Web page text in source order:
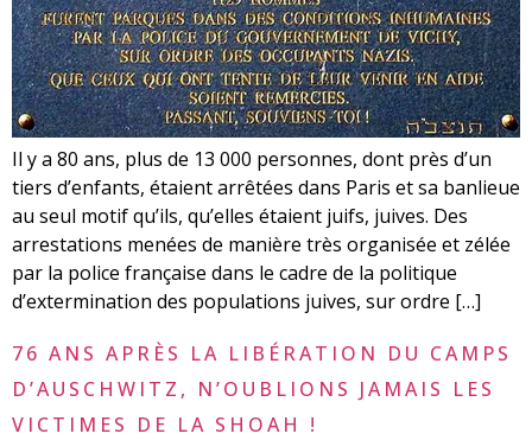
Il y a 80 ans, plus de 13 000 personnes, dont près d’un
tiers d’enfants, étaient arrêtées dans Paris et sa banlieue
au seul motif qu’ils, qu’elles étaient juifs, juives. Des
arrestations menées de manière très organisée et zélée
par la police française dans le cadre de la politique
d’extermination des populations juives, sur ordre […]
76 ANS APRÈS LA LIBÉRATION DU CAMPS
D’AUSCHWITZ, N’OUBLIONS JAMAIS LES
VICTIMES DE LA SHOAH !